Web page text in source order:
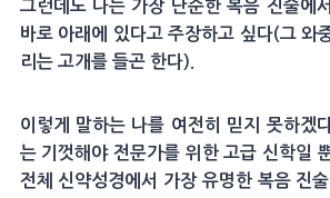
그런데도 나는 가장 단순한 복음 진술에
바로 아래에 있다고 주장하고 싶다(그 와
리는 고개를 들곤 한다).
이렇게 말하는 나를 여전히 믿지 못하겠
는 기껏해야 전문가를 위한 고급 신학일
전체 신약성경에서 가장 유명한 복음 진